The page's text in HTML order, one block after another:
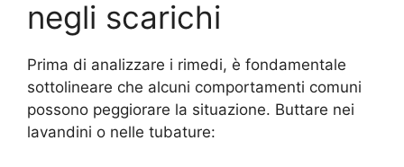
negli scarichi
Prima di analizzare i rimedi, è fondamentale
sottolineare che alcuni comportamenti comuni
possono peggiorare la situazione. Buttare nei
lavandini o nelle tubature: